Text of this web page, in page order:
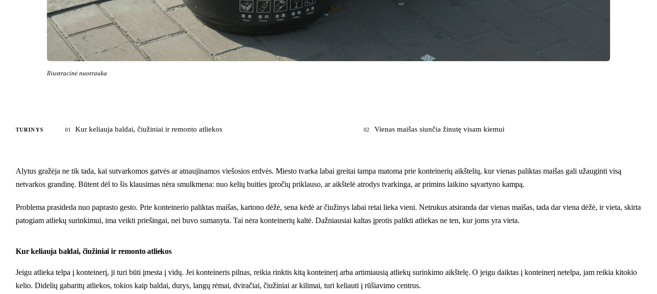
Iliustracinė nuotrauka
TURINYS 01 Kur keliauja baldai, čiužiniai ir remonto atliekos 02 Vienas maišas siunčia žinutę visam kiemui
Alytus gražėja ne tik tada, kai sutvarkomos gatvės ar atnaujinamos viešosios erdvės. Miesto tvarka labai greitai tampa matoma prie konteinerių aikštelių, kur vienas paliktas maišas gali užauginti visą
netvarkos grandinę. Būtent dėl to šis klausimas nėra smulkmena: nuo kelių buities įpročių priklauso, ar aikštelė atrodys tvarkinga, ar primins laikino sąvartyno kampą.
Problema prasideda nuo paprasto gesto. Prie konteinerio paliktas maišas, kartono dėžė, sena kėdė ar čiužinys labai retai lieka vieni. Netrukus atsiranda dar vienas maišas, tada dar viena dėžė, ir vieta, skirta
patogiam atliekų surinkimui, ima veikti priešingai, nei buvo sumanyta. Tai nėra konteinerių kaltė. Dažniausiai kaltas įprotis palikti atliekas ne ten, kur joms yra vieta.
Kur keliauja baldai, čiužiniai ir remonto atliekos
Jeigu atlieka telpa į konteinerį, ji turi būti įmesta į vidų. Jei konteineris pilnas, reikia rinktis kitą konteinerį arba artimiausią atliekų surinkimo aikštelę. O jeigu daiktas į konteinerį netelpa, jam reikia kitokio
kelio. Didelių gabaritų atliekos, tokios kaip baldai, durys, langų rėmai, dviračiai, čiužiniai ar kilimai, turi keliauti į rūšiavimo centrus.